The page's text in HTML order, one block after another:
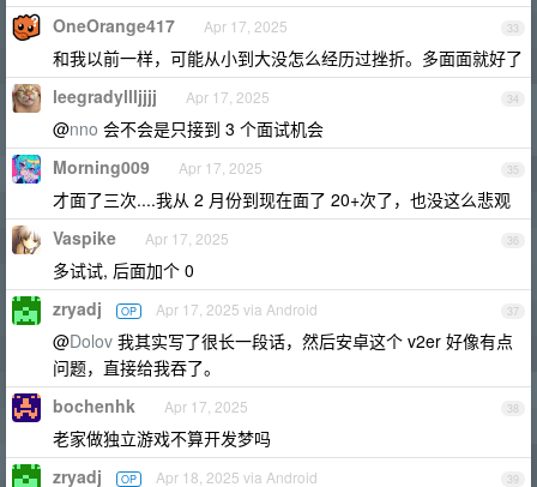
33
OneOrange417 Apr 17, 2025
和我以前一样，可能从小到大没怎么经历过挫折。多面面就好了
34
leegradyllljjjj Apr 17, 2025
@nno 会不会是只接到 3 个面试机会
35
Morning009 Apr 17, 2025
才面了三次....我从 2 月份到现在面了 20+次了，也没这么悲观
36
Vaspike Apr 17, 2025
多试试, 后面加个 0
37
zryadj OP Apr 17, 2025 via Android
@Dolov 我其实写了很长一段话，然后安卓这个 v2er 好像有点
问题，直接给我吞了。
38
bochenhk Apr 17, 2025
老家做独立游戏不算开发梦吗
39
zryadj OP Apr 18, 2025 via Android